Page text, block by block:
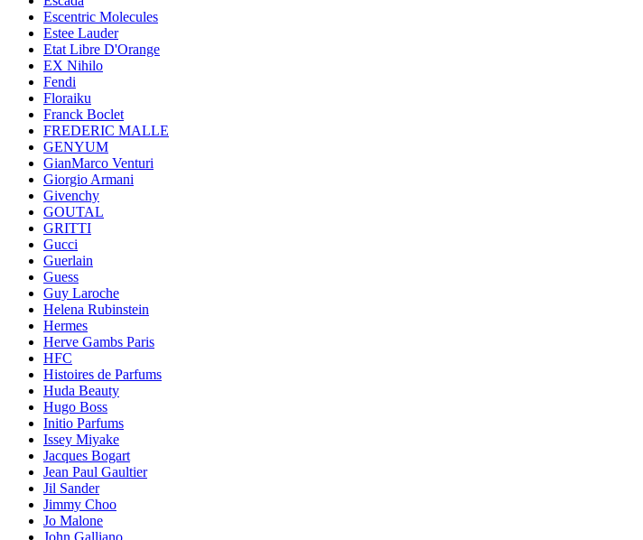
Escentric Molecules
Estee Lauder
Etat Libre D'Orange
EX Nihilo
Fendi
Floraiku
Franck Boclet
FREDERIC MALLE
GENYUM
GianMarco Venturi
Giorgio Armani
Givenchy
GOUTAL
GRITTI
Gucci
Guerlain
Guess
Guy Laroche
Helena Rubinstein
Hermes
Herve Gambs Paris
HFC
Histoires de Parfums
Huda Beauty
Hugo Boss
Initio Parfums
Issey Miyake
Jacques Bogart
Jean Paul Gaultier
Jil Sander
Jimmy Choo
Jo Malone
John Galliano